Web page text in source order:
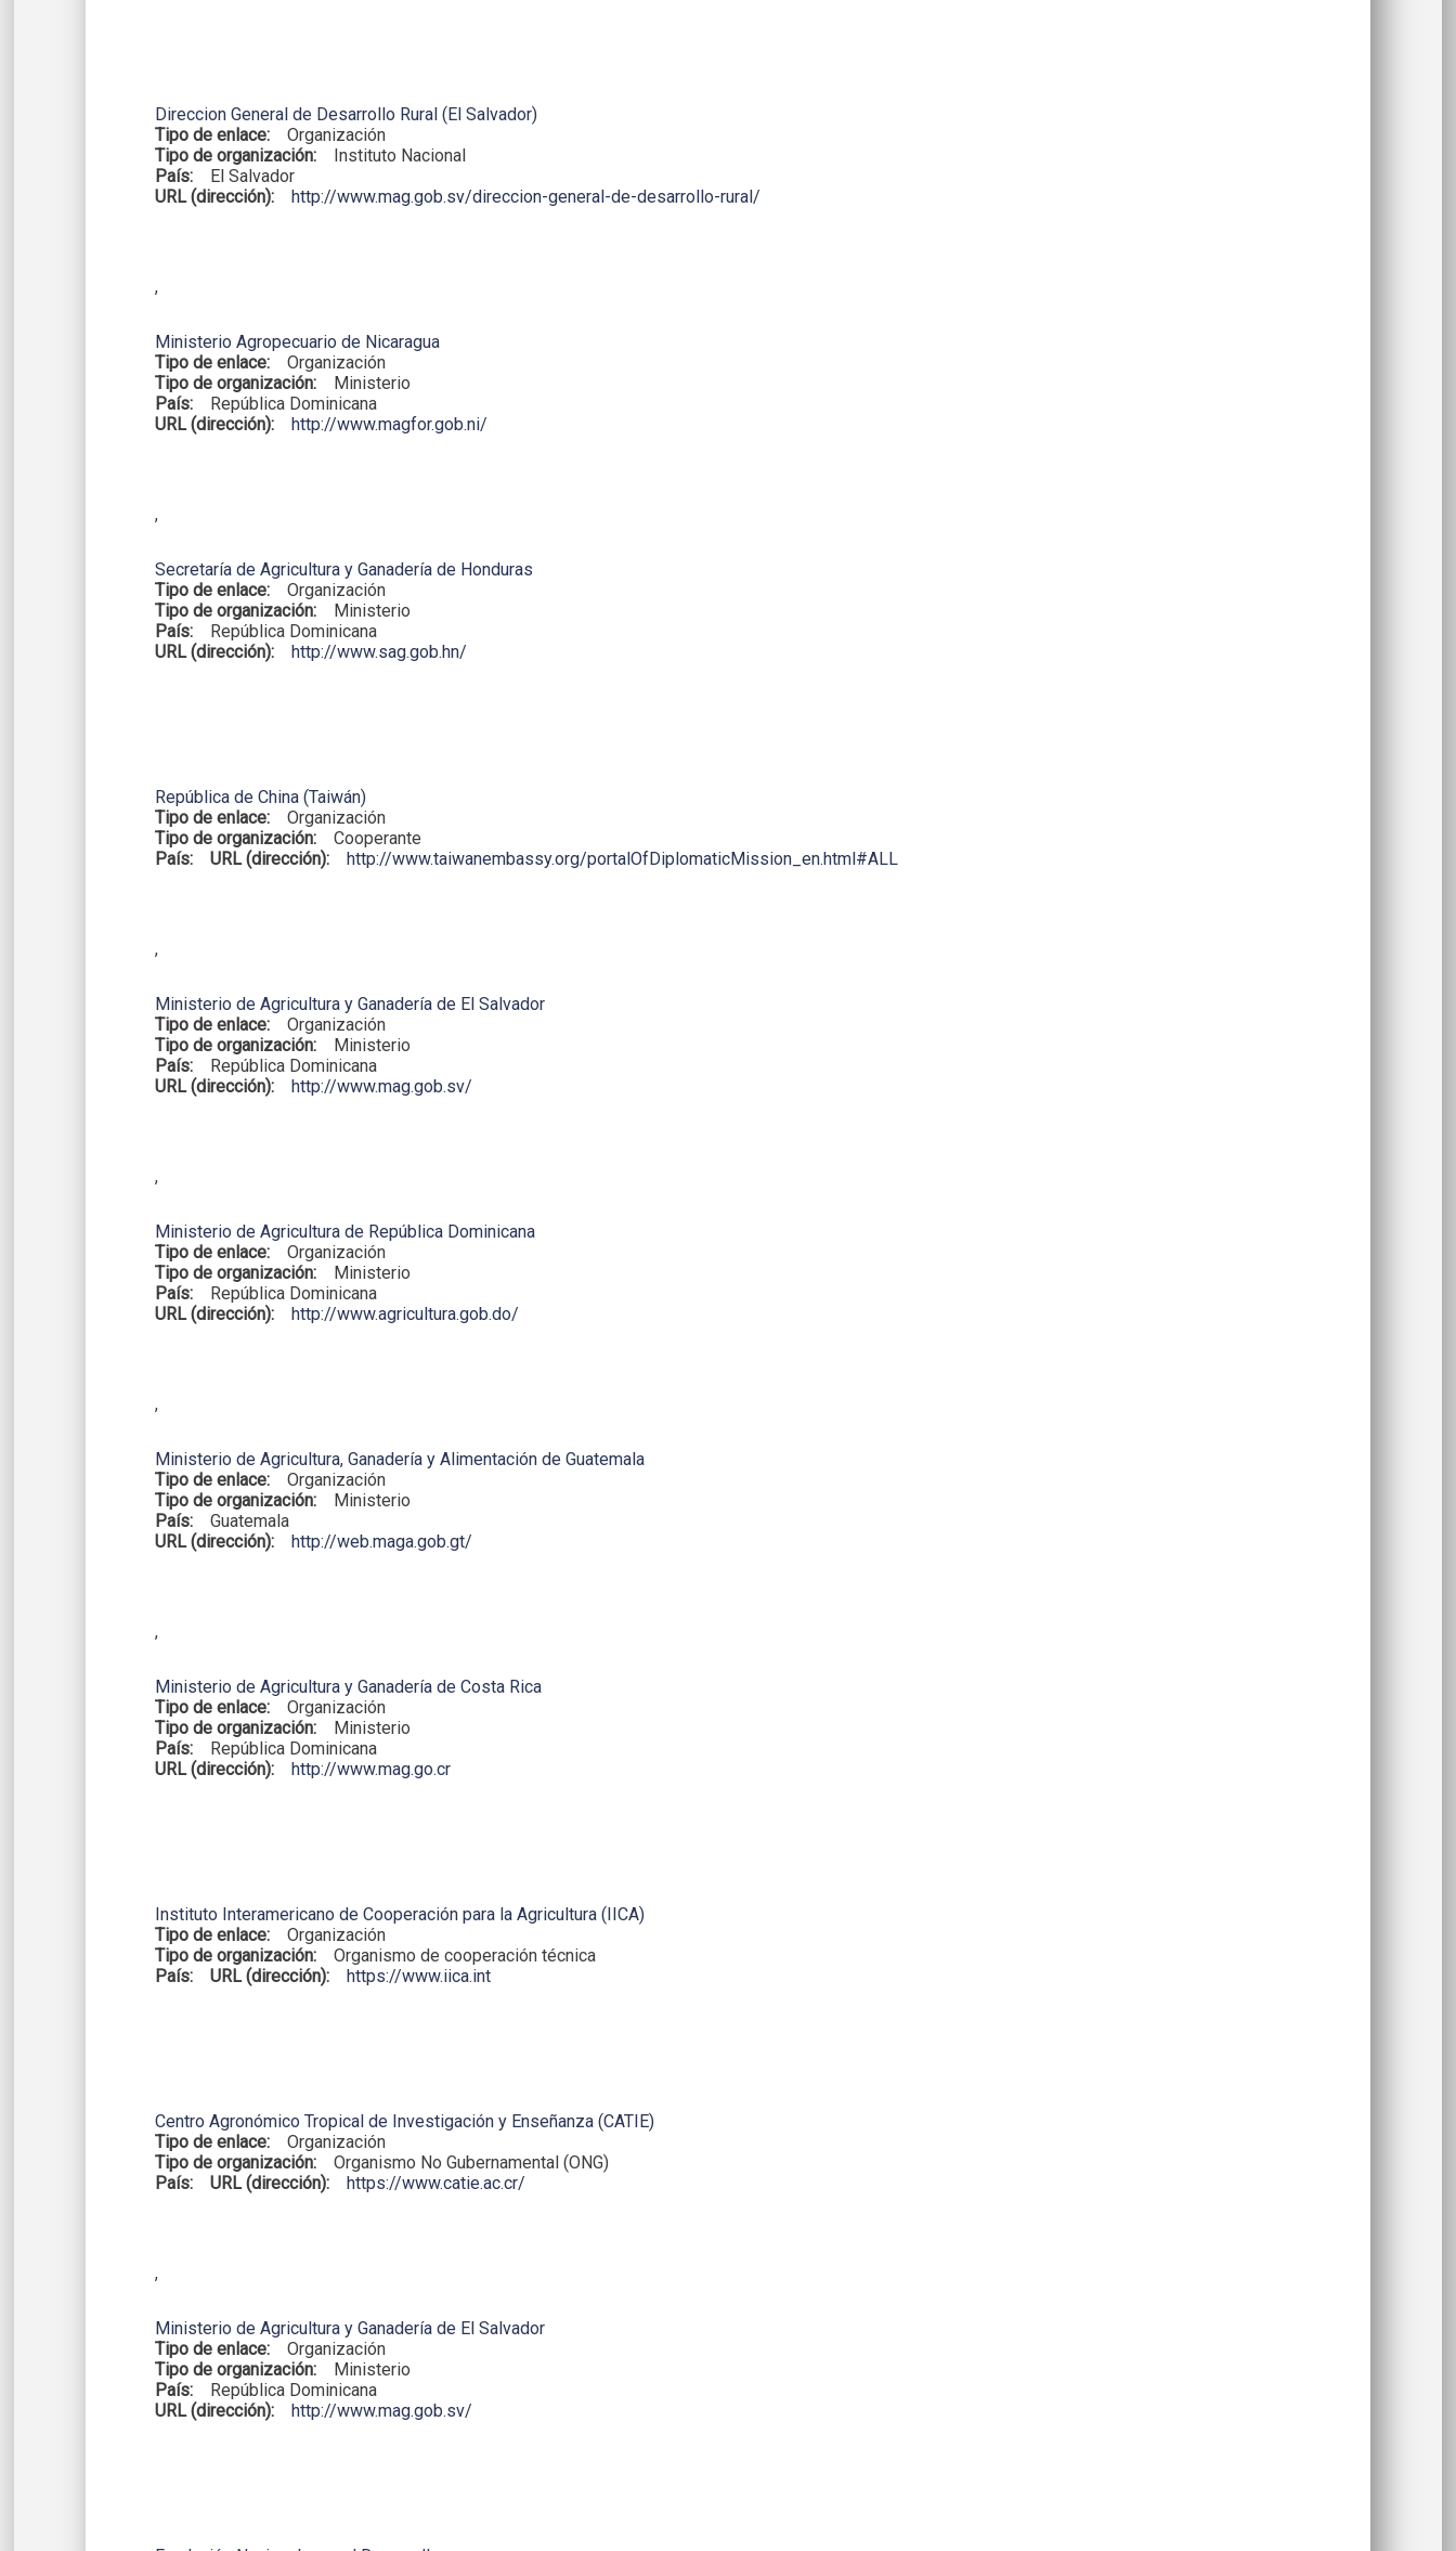
Direccion General de Desarrollo Rural (El Salvador)
Tipo de enlace:
Organización
Tipo de organización:
Instituto Nacional
País:
El Salvador
URL (dirección):
http://www.mag.gob.sv/direccion-general-de-desarrollo-rural/
,
Ministerio Agropecuario de Nicaragua
Tipo de enlace:
Organización
Tipo de organización:
Ministerio
País:
República Dominicana
URL (dirección):
http://www.magfor.gob.ni/
,
Secretaría de Agricultura y Ganadería de Honduras
Tipo de enlace:
Organización
Tipo de organización:
Ministerio
País:
República Dominicana
URL (dirección):
http://www.sag.gob.hn/
República de China (Taiwán)
Tipo de enlace:
Organización
Tipo de organización:
Cooperante
País:
URL (dirección): http://www.taiwanembassy.org/portalOfDiplomaticMission_en.html#ALL
,
Ministerio de Agricultura y Ganadería de El Salvador
Tipo de enlace:
Organización
Tipo de organización:
Ministerio
País:
República Dominicana
URL (dirección):
http://www.mag.gob.sv/
,
Ministerio de Agricultura de República Dominicana
Tipo de enlace:
Organización
Tipo de organización:
Ministerio
País:
República Dominicana
URL (dirección):
http://www.agricultura.gob.do/
,
Ministerio de Agricultura, Ganadería y Alimentación de Guatemala
Tipo de enlace:
Organización
Tipo de organización:
Ministerio
País:
Guatemala
URL (dirección):
http://web.maga.gob.gt/
,
Ministerio de Agricultura y Ganadería de Costa Rica
Tipo de enlace:
Organización
Tipo de organización:
Ministerio
País:
República Dominicana
URL (dirección):
http://www.mag.go.cr
Instituto Interamericano de Cooperación para la Agricultura (IICA)
Tipo de enlace:
Organización
Tipo de organización:
Organismo de cooperación técnica
País:
URL (dirección): https://www.iica.int
Centro Agronómico Tropical de Investigación y Enseñanza (CATIE)
Tipo de enlace:
Organización
Tipo de organización:
Organismo No Gubernamental (ONG)
País:
URL (dirección): https://www.catie.ac.cr/
,
Ministerio de Agricultura y Ganadería de El Salvador
Tipo de enlace:
Organización
Tipo de organización:
Ministerio
País:
República Dominicana
URL (dirección):
http://www.mag.gob.sv/